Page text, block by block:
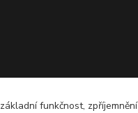
funkčnost,